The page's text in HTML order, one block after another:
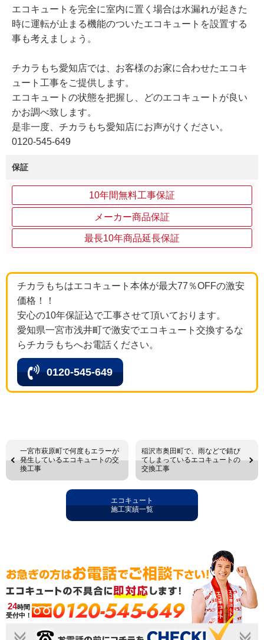
エコキュートを完全に室内に置く場合は水漏れが起きた
時に運転が止まる機能のついたエコキュートを設置する
事も考えましょう。
チカラもち愛知店では、お客様のお家に合わせたエコキ
ュート工事をご提供します。
エコキュートの状態を把握し、どのエコキュートが良い
かお調べ致します。
是非一度、チカラもち愛知店にお声がけください。
0120-545-649
保証
10年間無料工事保証
メーカー商品保証
最長10年商品延長保証
チカラもちはエコキュート本体が最大77％OFFの激安
価格！！
安心の10年保証込で工事させて頂いております。
愛知県一宮市浅井町で激安でエコキュート交換するな
らチカラもちへお電話ください。
0120-545-649
一宮市萩原町で何度もエラーが
発生しているエコキュートの交
換工事
稲沢市奥田町で、雨などで錆び
てしまっているエコキュートの
交換工事
エコキュート
施工実績一覧
24時間
受付中！
0120-545-649